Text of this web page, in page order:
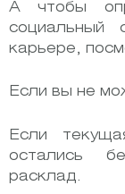
А чтобы
социальный
карьере,
Если вы не
Если
остались
расклад.